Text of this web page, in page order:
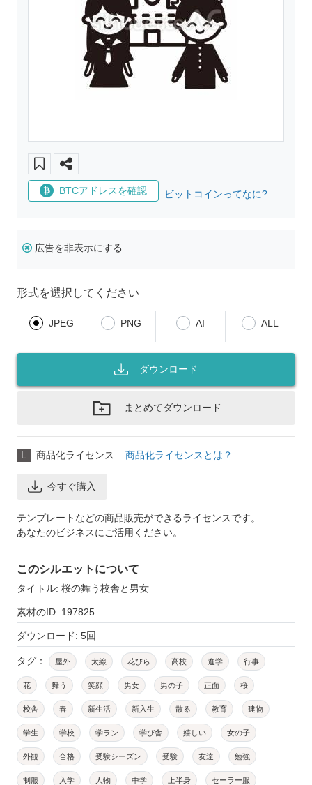
BTCアドレスを確認 ビットコインってなに?
広告を非表示にする
形式を選択してください
JPEG PNG AI ALL
ダウンロード
まとめてダウンロード
L 商品化ライセンス 商品化ライセンスとは？
今すぐ購入
テンプレートなどの商品販売ができるライセンスです。
あなたのビジネスにご活用ください。
このシルエットについて
タイトル: 桜の舞う校舎と男女
素材のID: 197825
ダウンロード: 5回
タグ： 屋外 太線 花びら 高校 進学 行事
花 舞う 笑顔 男女 男の子 正面 桜
校舎 春 新生活 新入生 散る 教育 建物
学生 学校 学ラン 学び舎 嬉しい 女の子
外観 合格 受験シーズン 受験 友達 勉強
制服 入学 人物 中学 上半身 セーラー服